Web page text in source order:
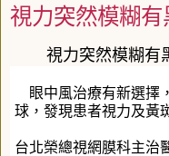
視力突然模糊
視力突然模糊
眼中風治療有新選擇
球，發現患者視力及黃
台北榮總視網膜科主治